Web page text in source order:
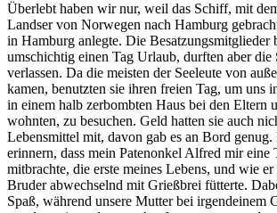
Überlebt haben wir nur, weil das Schiff, mit
Landser von Norwegen nach Hamburg
in Hamburg anlegte. Die Besatzungsmitglieder
umschichtig einen Tag Urlaub, durften aber die
verlassen. Da die meisten der Seeleute von
kamen, benutzten sie ihren freien Tag, um uns
in einem halb zerbombten Haus bei den Eltern
wohnten, zu besuchen. Geld hatten sie auch
Lebensmittel mit, davon gab es an Bord
erinnern, dass mein Patenonkel Alfred mir eine
mitbrachte, die erste meines Lebens, und wie
Bruder abwechselnd mit Grießbrei fütterte.
Spaß, während unsere Mutter bei irgendeinem